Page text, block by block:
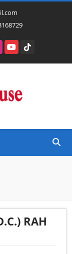
YouTubeTikTok
RAH